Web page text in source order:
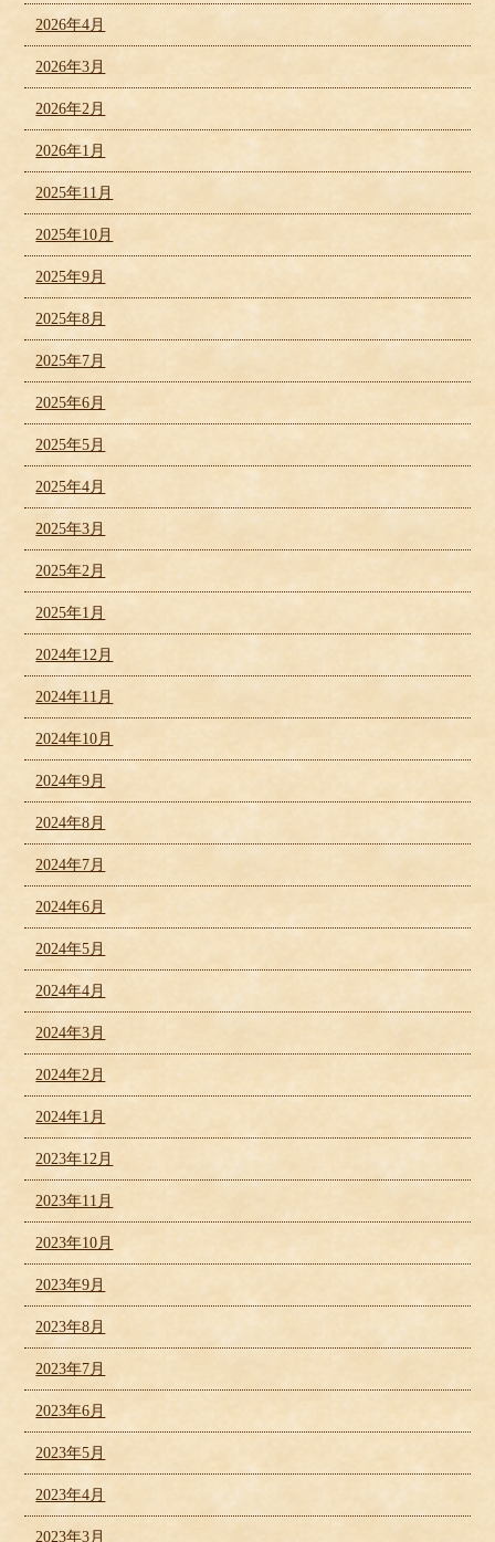
2026年4月
2026年3月
2026年2月
2026年1月
2025年11月
2025年10月
2025年9月
2025年8月
2025年7月
2025年6月
2025年5月
2025年4月
2025年3月
2025年2月
2025年1月
2024年12月
2024年11月
2024年10月
2024年9月
2024年8月
2024年7月
2024年6月
2024年5月
2024年4月
2024年3月
2024年2月
2024年1月
2023年12月
2023年11月
2023年10月
2023年9月
2023年8月
2023年7月
2023年6月
2023年5月
2023年4月
2023年3月